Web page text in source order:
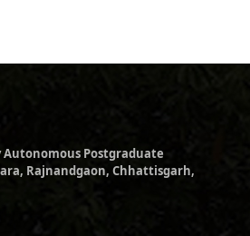
Autonomous Postgraduate
Rajnandgaon, Chhattisgarh,